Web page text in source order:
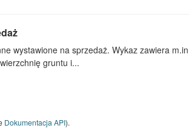
wystawione na sprzedaż. Wykaz zawiera
gruntu i...
Dokumentacja API).